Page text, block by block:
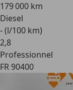
179 000 km
Diesel
- (l/100 km)
2,8
Professionnel
FR 90400